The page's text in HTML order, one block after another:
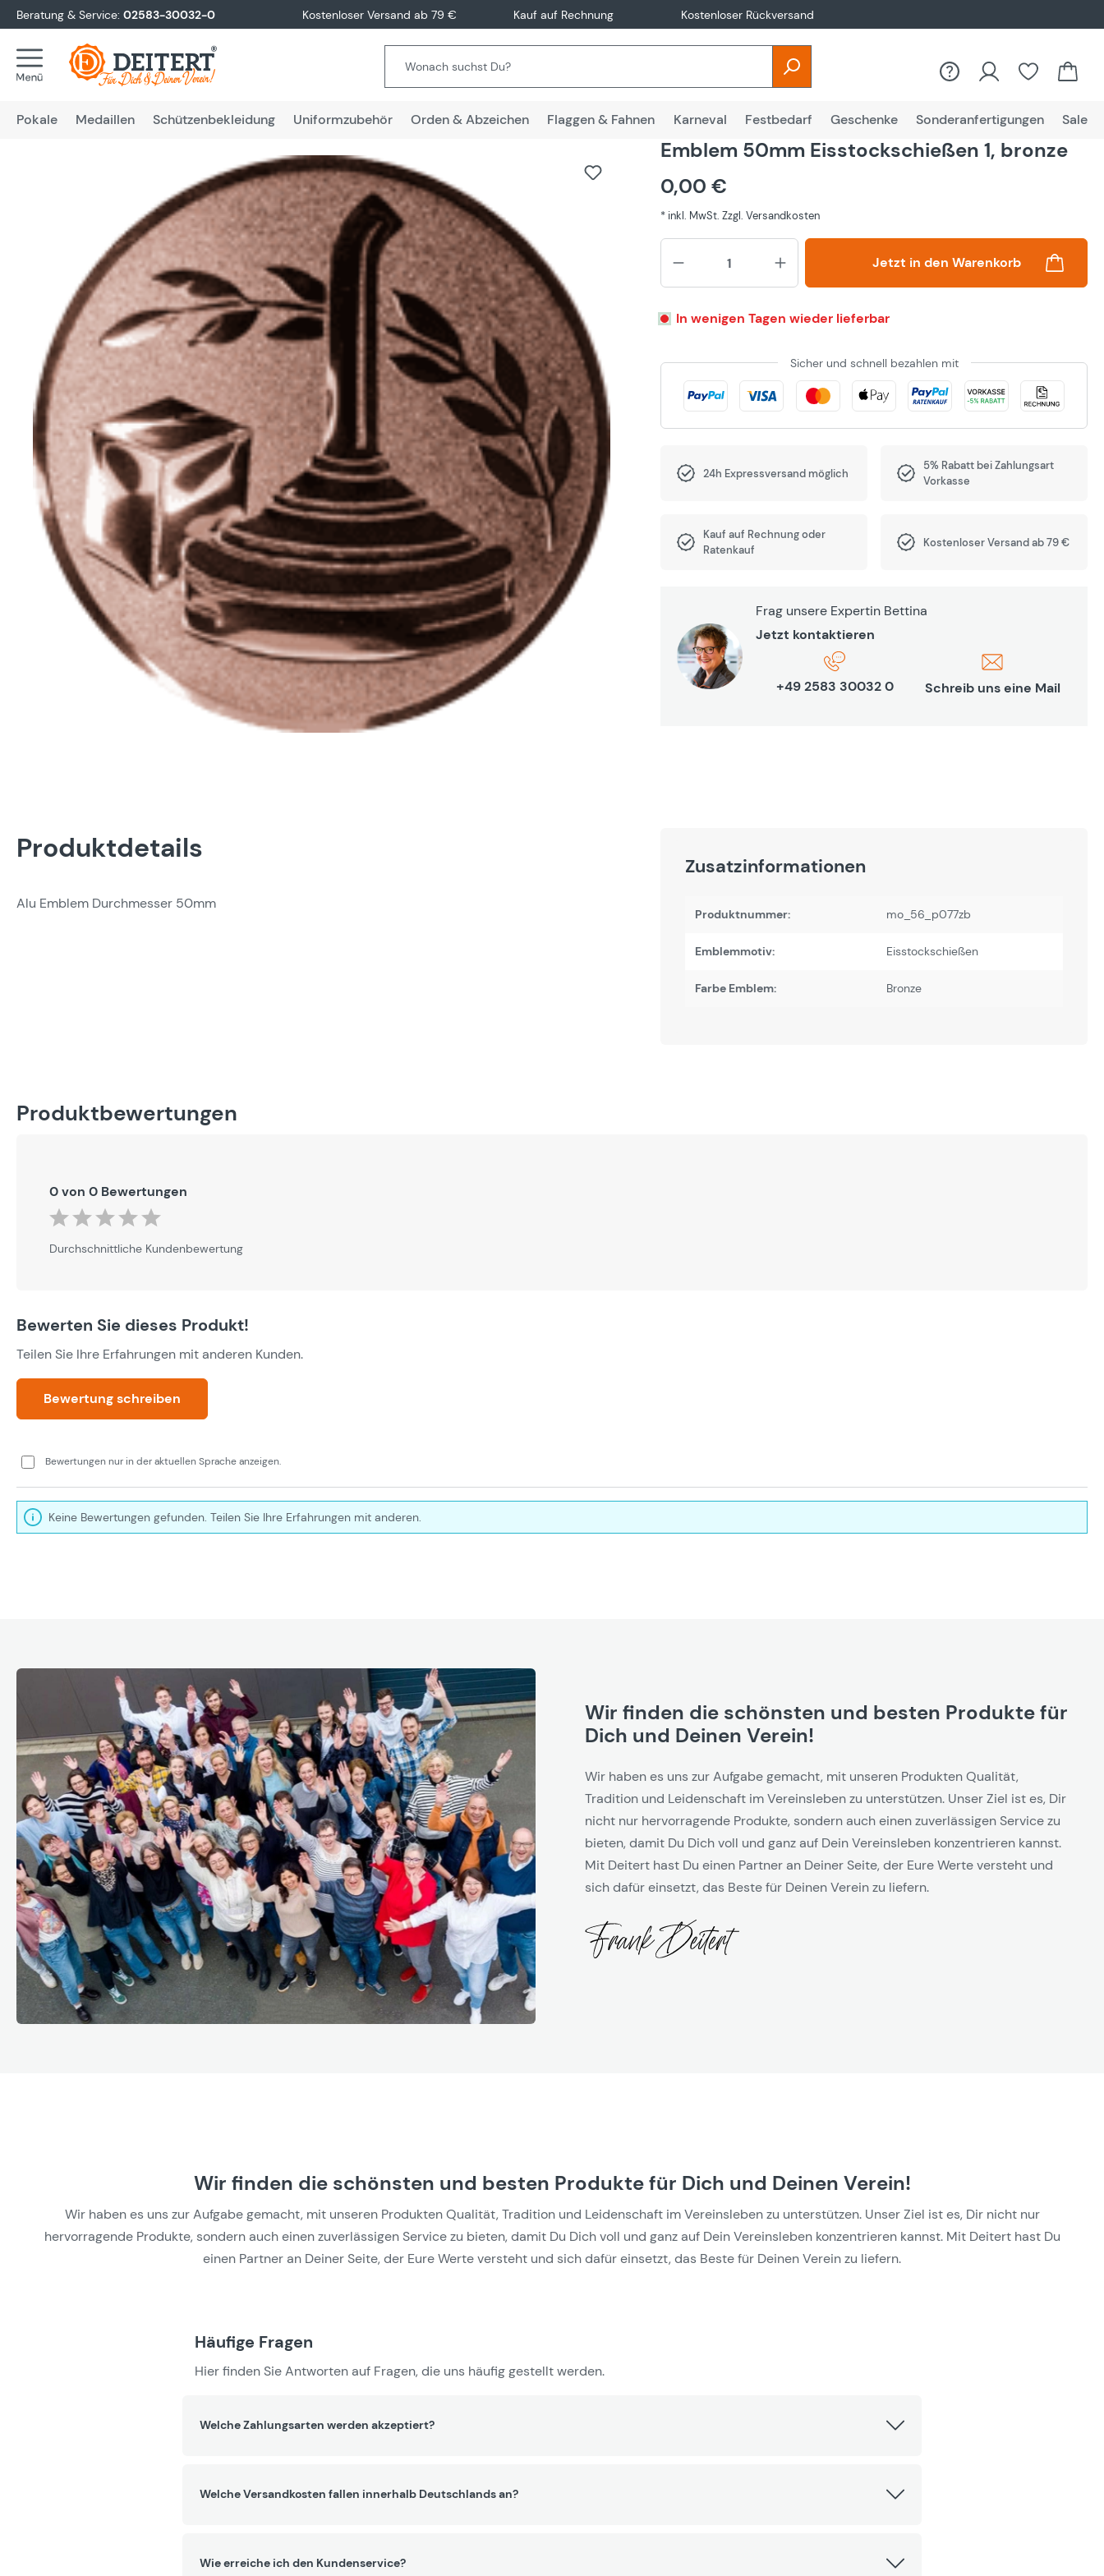
Zur Hauptnavigation springen
Beratung & Service: 02583-30032-0 Kostenloser Versand ab 79 € Kauf auf Rechnung Kostenloser Rückversand
Pokale Medaillen Schützenbekleidung Uniformzubehör Orden & Abzeichen Flaggen & Fahnen Karneval Festbedarf Geschenke Sonderanfertigungen Sale
Emblem 50mm Eisstockschießen 1, bronze
0,00 €
* inkl. MwSt. Zzgl. Versandkosten
Produkt Anzahl: Gib den
Jetzt in den Warenkorb
In wenigen Tagen wieder lieferbar
Sicher und schnell bezahlen mit
24h Expressversand möglich
5% Rabatt bei Zahlungsart
Vorkasse
Kauf auf Rechnung oder
Ratenkauf
Kostenloser Versand ab 79 €
Frag unsere Expertin Bettina
Jetzt kontaktieren
+49 2583 30032 0 Schreib uns eine Mail
Produktdetails
Alu Emblem Durchmesser 50mm
Zusatzinformationen
Produktnummer: mo_56_p077zb
Emblemmotiv: Eisstockschießen
Farbe Emblem: Bronze
Produktbewertungen
0 von 0 Bewertungen
Durchschnittliche Bewertung von 0 von 5 Sternen
Durchschnittliche Kundenbewertung
Bewerten Sie dieses Produkt!
Teilen Sie Ihre Erfahrungen mit anderen Kunden.
Bewertung schreiben
Bewertungen nur in der aktuellen Sprache anzeigen.
Keine Bewertungen gefunden. Teilen Sie Ihre Erfahrungen mit anderen.
Wir finden die schönsten und besten Produkte für
Dich und Deinen Verein!
Wir haben es uns zur Aufgabe gemacht, mit unseren Produkten Qualität,
Tradition und Leidenschaft im Vereinsleben zu unterstützen. Unser Ziel ist es, Dir
nicht nur hervorragende Produkte, sondern auch einen zuverlässigen Service zu
bieten, damit Du Dich voll und ganz auf Dein Vereinsleben konzentrieren kannst.
Mit Deitert hast Du einen Partner an Deiner Seite, der Eure Werte versteht und
sich dafür einsetzt, das Beste für Deinen Verein zu liefern.
Wir finden die schönsten und besten Produkte für Dich und Deinen Verein!
Wir haben es uns zur Aufgabe gemacht, mit unseren Produkten Qualität, Tradition und Leidenschaft im Vereinsleben zu unterstützen. Unser Ziel ist es, Dir nicht nur
hervorragende Produkte, sondern auch einen zuverlässigen Service zu bieten, damit Du Dich voll und ganz auf Dein Vereinsleben konzentrieren kannst. Mit Deitert hast Du
einen Partner an Deiner Seite, der Eure Werte versteht und sich dafür einsetzt, das Beste für Deinen Verein zu liefern.
Häufige Fragen
Hier finden Sie Antworten auf Fragen, die uns häufig gestellt werden.
Welche Zahlungsarten werden akzeptiert?
Welche Versandkosten fallen innerhalb Deutschlands an?
Wie erreiche ich den Kundenservice?